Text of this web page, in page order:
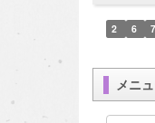
2 6 7
メニ